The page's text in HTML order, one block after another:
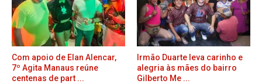
Com apoio de Elan Alencar,
7º Agita Manaus reúne
centenas de part ...
Irmão Duarte leva carinho e
alegria às mães do bairro
Gilberto Me ...